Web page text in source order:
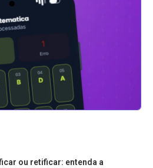
ou retificar: entenda a